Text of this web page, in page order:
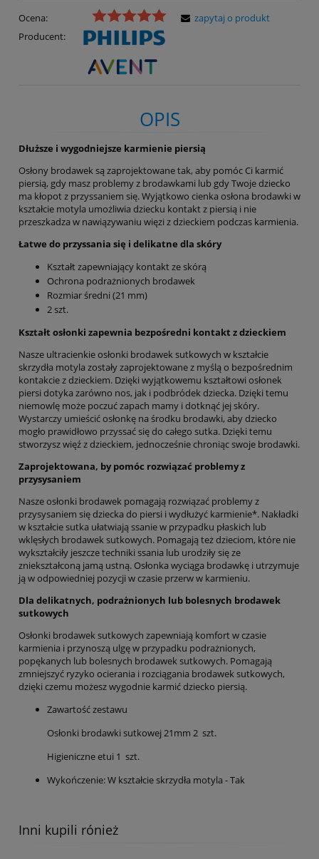
Ocena:
Producent:
zapytaj o produkt
OPIS
Dłuższe i wygodniejsze karmienie piersią
Osłony brodawek są zaprojektowane tak, aby pomóc Ci karmić
piersią, gdy masz problemy z brodawkami lub gdy Twoje dziecko
ma kłopot z przyssaniem się. Wyjątkowo cienka osłona brodawki w
kształcie motyla umożliwia dziecku kontakt z piersią i nie
przeszkadza w nawiązywaniu więzi z dzieckiem podczas karmienia.
Łatwe do przyssania się i delikatne dla skóry
Kształt zapewniający kontakt ze skórą
Ochrona podrażnionych brodawek
Rozmiar średni (21 mm)
2 szt.
Kształt osłonki zapewnia bezpośredni kontakt z dzieckiem
Nasze ultracienkie osłonki brodawek sutkowych w kształcie
skrzydła motyla zostały zaprojektowane z myślą o bezpośrednim
kontakcie z dzieckiem. Dzięki wyjątkowemu kształtowi osłonek
piersi dotyka zarówno nos, jak i podbródek dziecka. Dzięki temu
niemowlę może poczuć zapach mamy i dotknąć jej skóry.
Wystarczy umieścić osłonkę na środku brodawki, aby dziecko
mogło prawidłowo przyssać się do całego sutka. Dzięki temu
stworzysz więź z dzieckiem, jednocześnie chroniąc swoje brodawki.
Zaprojektowana, by pomóc rozwiązać problemy z
przysysaniem
Nasze osłonki brodawek pomagają rozwiązać problemy z
przysysaniem się dziecka do piersi i wydłużyć karmienie*. Nakładki
w kształcie sutka ułatwiają ssanie w przypadku płaskich lub
wklęsłych brodawek sutkowych. Pomagają też dzieciom, które nie
wykształciły jeszcze techniki ssania lub urodziły się ze
zniekształconą jamą ustną. Osłonka wyciąga brodawkę i utrzymuje
ją w odpowiedniej pozycji w czasie przerw w karmieniu.
Dla delikatnych, podrażnionych lub bolesnych brodawek
sutkowych
Osłonki brodawek sutkowych zapewniają komfort w czasie
karmienia i przynoszą ulgę w przypadku podrażnionych,
popękanych lub bolesnych brodawek sutkowych. Pomagają
zmniejszyć ryzyko ocierania i rozciągania brodawek sutkowych,
dzięki czemu możesz wygodnie karmić dziecko piersią.
Zawartość zestawu
Osłonki brodawki sutkowej 21mm 2 szt.
Higieniczne etui 1 szt.
Wykończenie: W kształcie skrzydła motyla - Tak
Inni kupili rónież